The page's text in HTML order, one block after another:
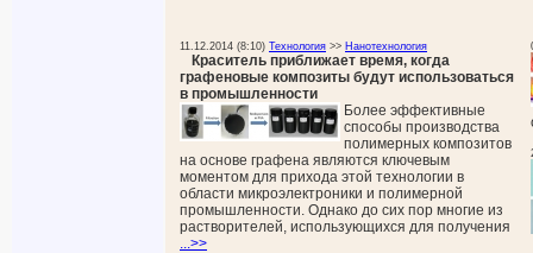
11.12.2014 (8:10) Технология >> Нанотехнология
Краситель приближает время, когда
графеновые композиты будут использоваться
в промышленности
Более эффективные
способы производства
полимерных композитов
на основе графена являются ключевым
моментом для прихода этой технологии в
области микроэлектроники и полимерной
промышленности. Однако до сих пор многие из
растворителей, использующихся для получения
...>>